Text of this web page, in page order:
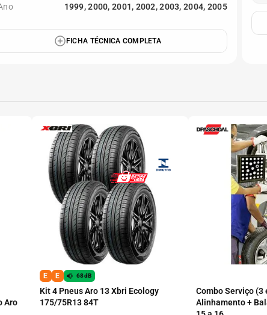
1999, 2000, 2001, 2002, 2003, 2004, 2005
FICHA TÉCNICA COMPLETA
Aro
E E 68dB
Kit 4 Pneus Aro 13 Xbri Ecology
175/75R13 84T
Combo Serviço (3
Alinhamento +